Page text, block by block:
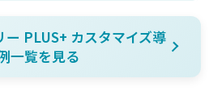
PLUS+ カスタマイズ導
一覧を見る